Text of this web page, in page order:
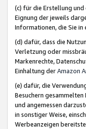
(c) für die Erstellung
Eignung der jeweils
Informationen, die Sie
(d) dafür, dass die
Verletzung oder
Markenrechte,
Einhaltung derAmazon
(e) dafür, die
Besuchern
und angemessen
in sonstiger Weise,
Werbeanzeigen